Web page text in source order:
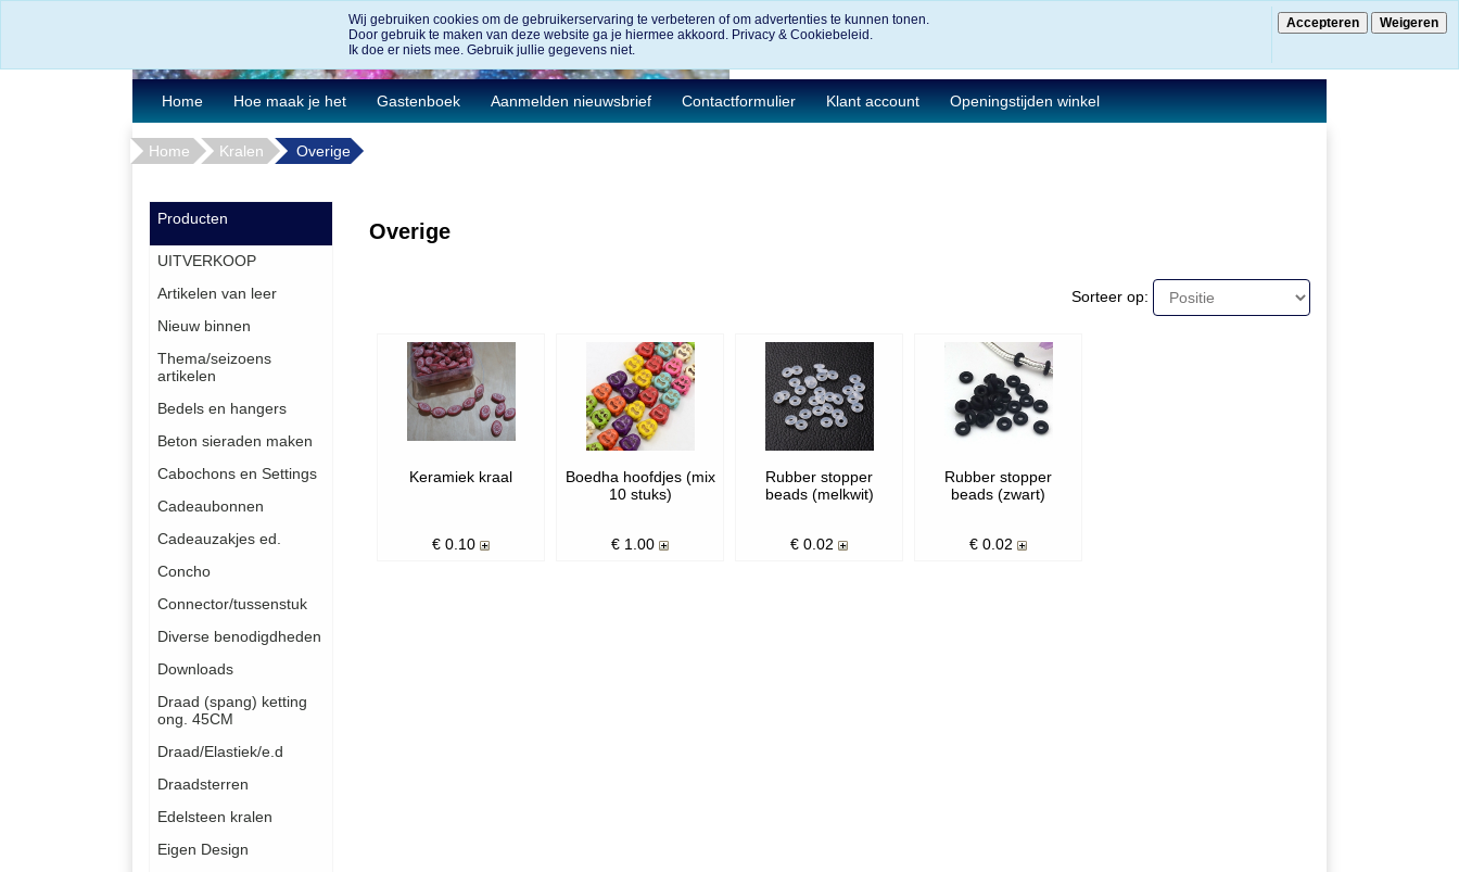
€ 0.00
Home Hoe maak je het Gastenboek Aanmelden nieuwsbrief Contactformulier Klant account Openingstijden winkel
Home Kralen Overige
Producten
UITVERKOOP
Artikelen van leer
Nieuw binnen
Thema/seizoens
artikelen
Bedels en hangers
Beton sieraden maken
Cabochons en Settings
Cadeaubonnen
Cadeauzakjes ed.
Concho
Connector/tussenstuk
Diverse benodigdheden
Downloads
Draad (spang) ketting
ong. 45CM
Draad/Elastiek/e.d
Draadsterren
Edelsteen kralen
Eigen Design
Overige
Sorteer op:
Keramiek kraal
€ 0.10
Boedha hoofdjes (mix
10 stuks)
€ 1.00
Rubber stopper
beads (melkwit)
€ 0.02
Rubber stopper
beads (zwart)
€ 0.02
Wij gebruiken cookies om de gebruikerservaring te verbeteren of om advertenties te kunnen tonen.
Door gebruik te maken van deze website ga je hiermee akkoord. Privacy & Cookiebeleid.
Ik doe er niets mee. Gebruik jullie gegevens niet.
Accepteren Weigeren